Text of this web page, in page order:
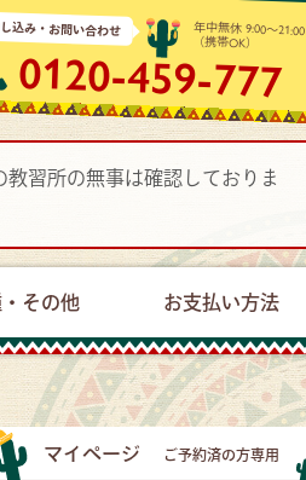
込み・お問い合わせ 年中無休 9:00～21:00
（携帯OK）
0120-459-777
習所の無事は確認しておりま
その他 お支払い方法
マイページ ご予約済の方専用